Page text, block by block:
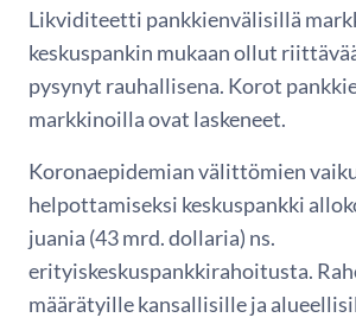
Likviditeetti pankkienvälisillä
keskuspankin mukaan ollut
pysynyt rauhallisena. Korot
markkinoilla ovat laskeneet.
Koronaepidemian välittömien
helpottamiseksi keskuspankki
juania (43 mrd. dollaria) ns.
erityiskeskuspankkirahoitusta.
määrätyille kansallisille ja